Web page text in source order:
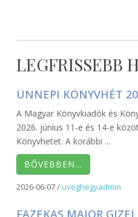
LEGFRISSEBB
ÜNNEPI KÖNYVHÉT
A Magyar Könyvkiadók és
2026. június 11-e és 14-e
Könyvhetet. A korábbi ...
BŐVEBBEN…
2026-06-07/uveghegyadmin
FAZEKAS MAJOR